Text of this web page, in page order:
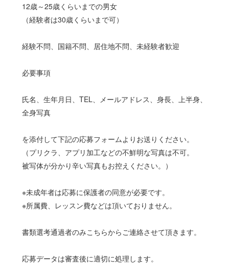
12歳～25歳くらいまでの男女
（経験者は30歳くらいまで可）
経験不問、国籍不問、居住地不問、未経験者歓迎
必要事項
氏名、生年月日、TEL、メールアドレス、身長、上半身、
全身写真
を添付して下記の応募フォームよりお送りください。
（プリクラ、アプリ加工などの不鮮明な写真は不可。
被写体が分かり辛い写真もお控えください。）
※未成年者は応募に保護者の同意が必要です。
※所属費、レッスン費などは頂いておりません。
書類選考通過者のみこちらからご連絡させて頂きます。
応募データは審査後に適切に処理します。